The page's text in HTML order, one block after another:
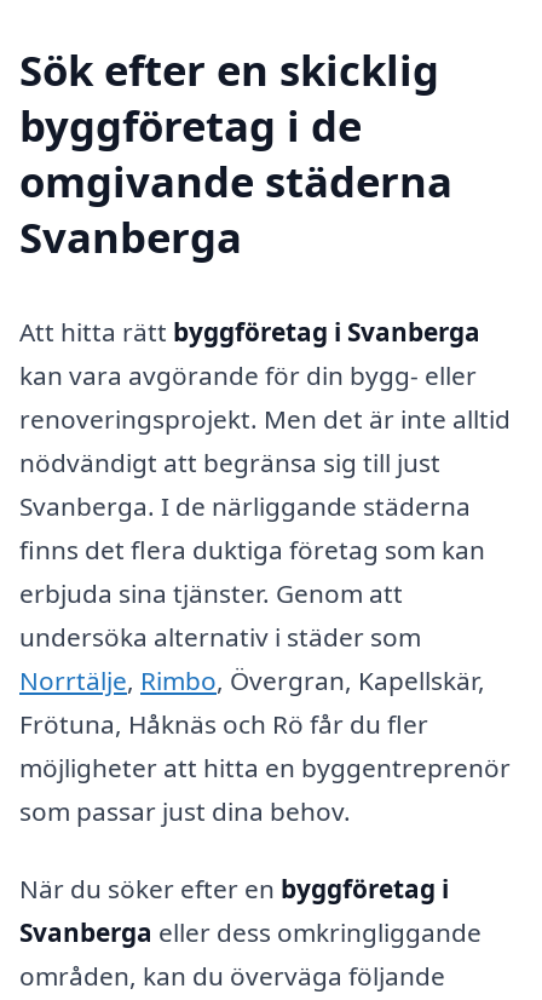
Sök efter en skicklig
byggföretag i de
omgivande städerna
Svanberga
Att hitta rätt byggföretag i Svanberga
kan vara avgörande för din bygg- eller
renoveringsprojekt. Men det är inte alltid
nödvändigt att begränsa sig till just
Svanberga. I de närliggande städerna
finns det flera duktiga företag som kan
erbjuda sina tjänster. Genom att
undersöka alternativ i städer som
Norrtälje, Rimbo, Övergran, Kapellskär,
Frötuna, Håknäs och Rö får du fler
möjligheter att hitta en byggentreprenör
som passar just dina behov.
När du söker efter en byggföretag i
Svanberga eller dess omkringliggande
områden, kan du överväga följande